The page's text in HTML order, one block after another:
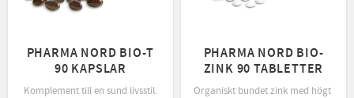
PHARMA NORD BIO-T
90 KAPSLAR
Komplement till en sund livsstil.
PHARMA NORD BIO-
ZINK 90 TABLETTER
Organiskt bundet zink med högt